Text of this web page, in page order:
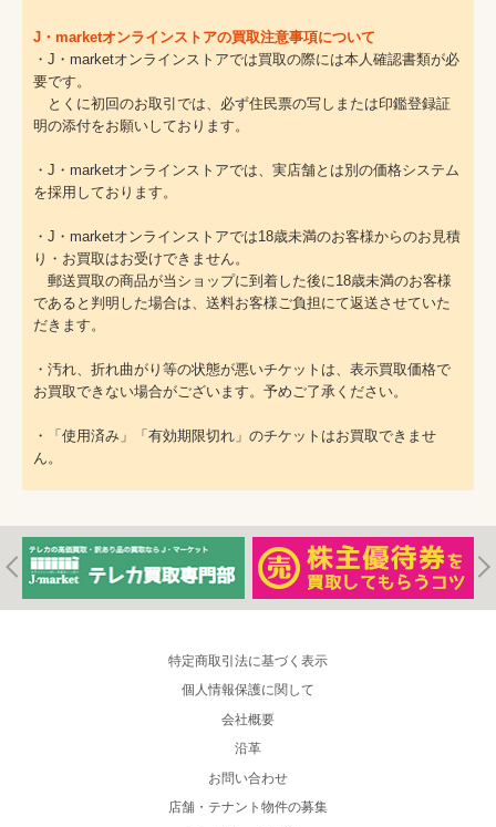
J・marketオンラインストアの買取注意事項について
・J・marketオンラインストアでは買取の際には本人確認書類が必
要です。
とくに初回のお取引では、必ず住民票の写しまたは印鑑登録証
明の添付をお願いしております。
・J・marketオンラインストアでは、実店舗とは別の価格システム
を採用しております。
・J・marketオンラインストアでは18歳未満のお客様からのお見積
り・お買取はお受けできません。
郵送買取の商品が当ショップに到着した後に18歳未満のお客様
であると判明した場合は、送料お客様ご負担にて返送させていた
だきます。
・汚れ、折れ曲がり等の状態が悪いチケットは、表示買取価格で
お買取できない場合がございます。予めご了承ください。
・「使用済み」「有効期限切れ」のチケットはお買取できませ
ん。
特定商取引法に基づく表示
個人情報保護に関して
会社概要
沿革
お問い合わせ
店舗・テナント物件の募集